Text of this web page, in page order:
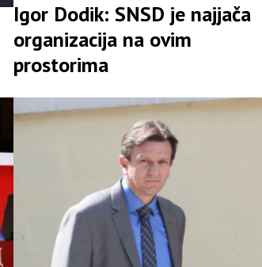
Igor Dodik: SNSD je najjača
organizacija na ovim
prostorima